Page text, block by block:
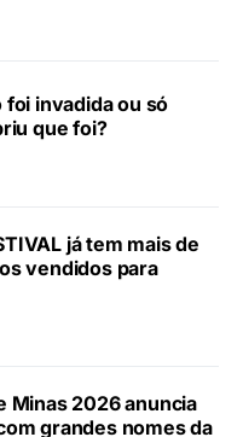
foi invadida ou só
que foi?
já tem mais de
vendidos para
Minas 2026 anuncia
grandes nomes da